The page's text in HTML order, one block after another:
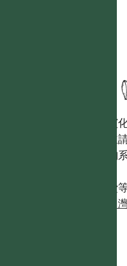
國立台灣大學生態學與演
歡迎引用本網站資料，並
【台灣植物資訊整合查詢
且不得有收取資料查詢費
台